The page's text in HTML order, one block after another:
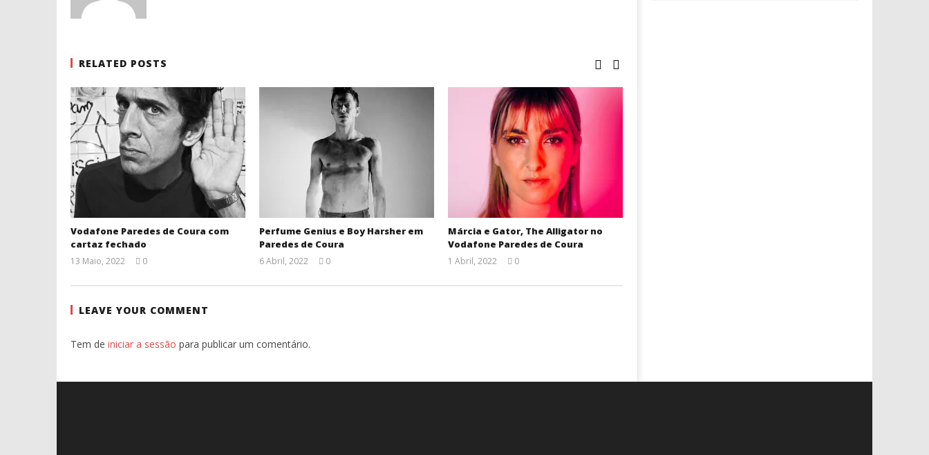
RELATED POSTS
Vodafone Paredes de Coura com
cartaz fechado
13 Maio, 2022
Ventura
0
Perfume Genius e Boy Harsher em
Paredes de Coura
6 Abril, 2022
Ventura
0
Márcia e Gator, The Alligator no
Vodafone Paredes de Coura
1 Abril, 2022
Ventura
0
LEAVE YOUR COMMENT
Tem de iniciar a sessão para publicar um comentário.